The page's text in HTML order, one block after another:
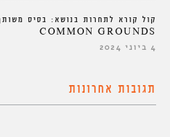
קול קורא לתחרות בנושא: בסיס
COMMON GROUNDS
4 ביוני 2024
תגובות אחרונות